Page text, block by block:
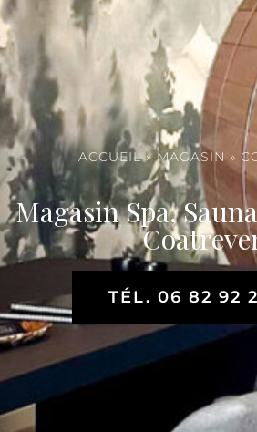
ACCUEIL» MAGASIN »
Magasin Spa,
TÉL. 06 82 92